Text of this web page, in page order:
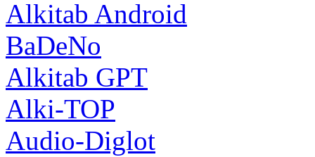
Alkitab Android
BaDeNo
Alkitab GPT
Alki-TOP
Audio-Diglot